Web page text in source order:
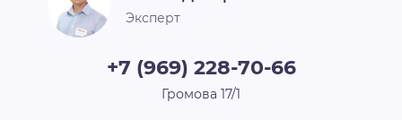
На улице
Эксперт
+7 (969) 228-70-66
Громова 17/1